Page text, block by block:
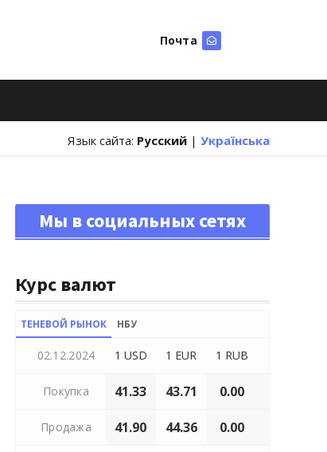
Почта
Язык сайта: Русский | Українська
Мы в социальных сетях
Курс валют
ТЕНЕВОЙ РЫНОК НБУ
02.12.2024 1 USD 1 EUR 1 RUB
Покупка 41.33 43.71 0.00
Продажа 41.90 44.36 0.00